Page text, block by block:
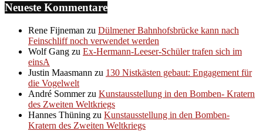
Neueste Kommentare
Rene Fijneman zu Dülmener Bahnhofsbrücke kann nach
Feinschliff noch verwendet werden
Wolf Gang zu Ex-Hermann-Leeser-Schüler trafen sich im
einsA
Justin Maasmann zu 130 Nistkästen gebaut: Engagement für
die Vogelwelt
André Sommerzu Kunstausstellung in den Bomben- Kratern
des Zweiten Weltkriegs
Hannes Thüning zu Kunstausstellung in den Bomben-
Kratern des Zweiten Weltkriegs